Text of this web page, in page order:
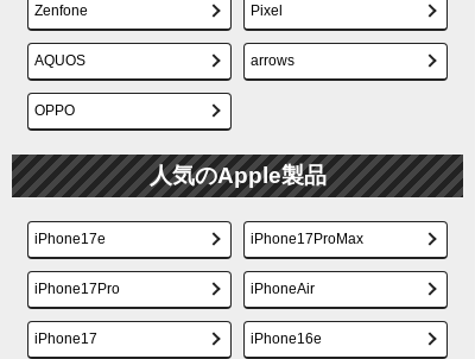
Zenfone Pixel
AQUOS arrows
OPPO
人気のApple製品
iPhone17e iPhone17ProMax
iPhone17Pro iPhoneAir
iPhone17 iPhone16e